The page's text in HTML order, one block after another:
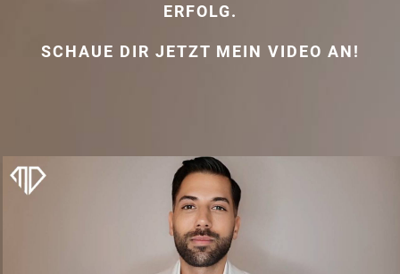
ERFOLG.
SCHAUE DIR JETZT MEIN VIDEO AN!